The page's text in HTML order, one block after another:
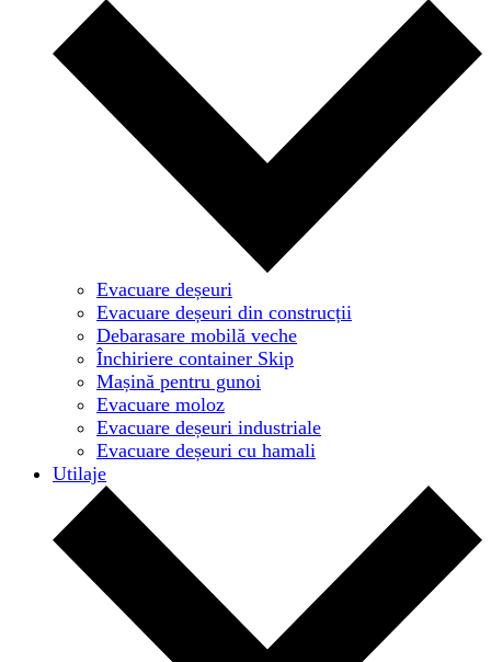
Evacuare deșeuri
Evacuare deșeuri din construcții
Debarasare mobilă veche
Închiriere container Skip
Mașină pentru gunoi
Evacuare moloz
Evacuare deșeuri industriale
Evacuare deșeuri cu hamali
Utilaje